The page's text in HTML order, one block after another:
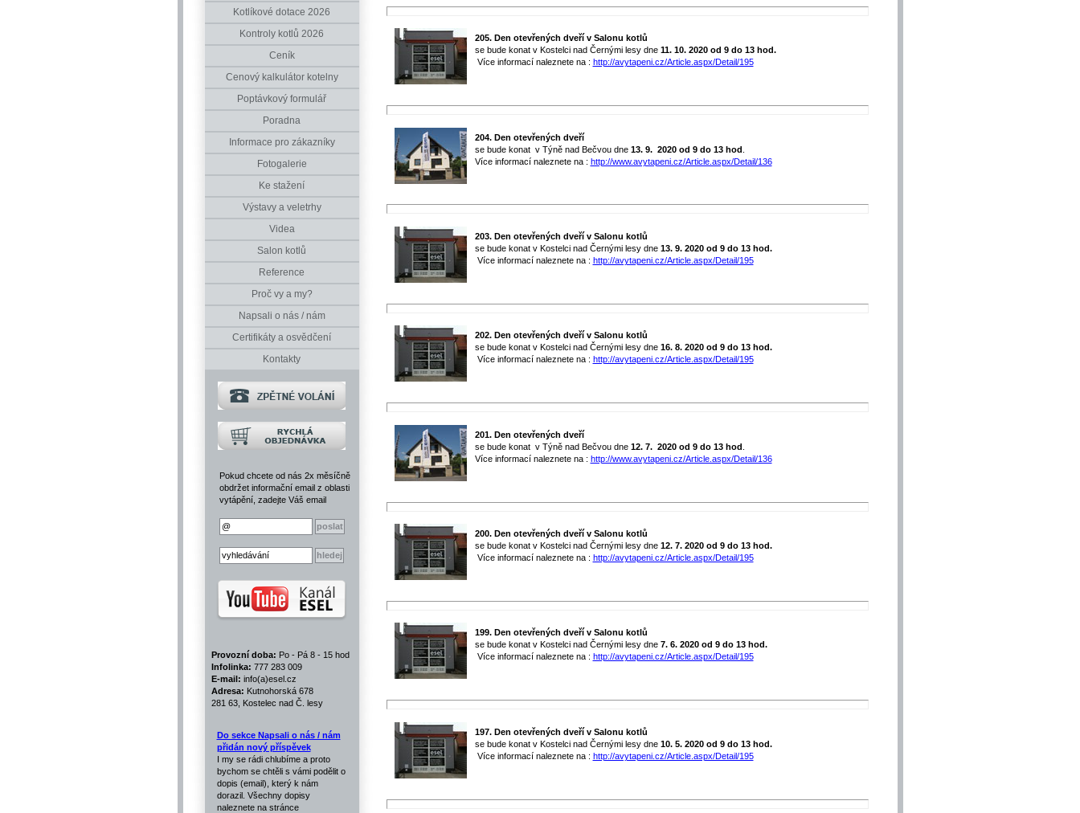
Kotlíkové dotace 2026
Kontroly kotlů 2026
Ceník
Cenový kalkulátor kotelny
Poptávkový formulář
Poradna
Informace pro zákazníky
Fotogalerie
Ke stažení
Výstavy a veletrhy
Videa
Salon kotlů
Reference
Proč vy a my?
Napsali o nás / nám
Certifikáty a osvědčení
Kontakty
Pokud chcete od nás 2x měsíčně
obdržet informační email z oblasti
vytápění, zadejte Váš email
Provozní doba: Po - Pá 8 - 15 hod
Infolinka: 777 283 009
E-mail: info(a)esel.cz
Adresa: Kutnohorská 678
281 63, Kostelec nad Č. lesy
Do sekce Napsali o nás / nám
přidán nový příspěvek
I my se rádi chlubíme a proto
bychom se chtěli s vámi podělit o
dopis (email), který k nám
dorazil. Všechny dopisy
naleznete na stránce
205. Den otevřených dveří v Salonu kotlů
se bude konat v Kostelci nad Černými lesy dne 11. 10. 2020 od 9 do 13 hod.
Více informací naleznete na : http://avytapeni.cz/Article.aspx/Detail/195
204. Den otevřených dveří
se bude konat v Týně nad Bečvou dne 13. 9. 2020od 9 do 13 hod
Více informací naleznete na : http://www.avytapeni.cz/Article.aspx/Detail/136
203. Den otevřených dveří v Salonu kotlů
se bude konat v Kostelci nad Černými lesy dne 13. 9. 2020 od 9 do 13 hod.
Více informací naleznete na : http://avytapeni.cz/Article.aspx/Detail/195
202. Den otevřených dveří v Salonu kotlů
se bude konat v Kostelci nad Černými lesy dne 16. 8. 2020 od 9 do 13 hod.
Více informací naleznete na : http://avytapeni.cz/Article.aspx/Detail/195
201. Den otevřených dveří
se bude konat v Týně nad Bečvou dne 12. 7. 2020od 9 do 13 hod
Více informací naleznete na : http://www.avytapeni.cz/Article.aspx/Detail/136
200. Den otevřených dveří v Salonu kotlů
se bude konat v Kostelci nad Černými lesy dne 12. 7. 2020 od 9 do 13 hod.
Více informací naleznete na : http://avytapeni.cz/Article.aspx/Detail/195
199. Den otevřených dveří v Salonu kotlů
se bude konat v Kostelci nad Černými lesy dne 7. 6. 2020 od 9 do 13 hod.
Více informací naleznete na : http://avytapeni.cz/Article.aspx/Detail/195
197. Den otevřených dveří v Salonu kotlů
se bude konat v Kostelci nad Černými lesy dne 10. 5. 2020 od 9 do 13 hod.
Více informací naleznete na : http://avytapeni.cz/Article.aspx/Detail/195